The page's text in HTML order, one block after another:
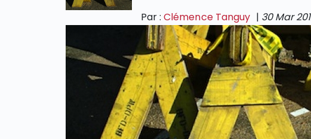
Par :Clémence Tanguy | 30 Mar